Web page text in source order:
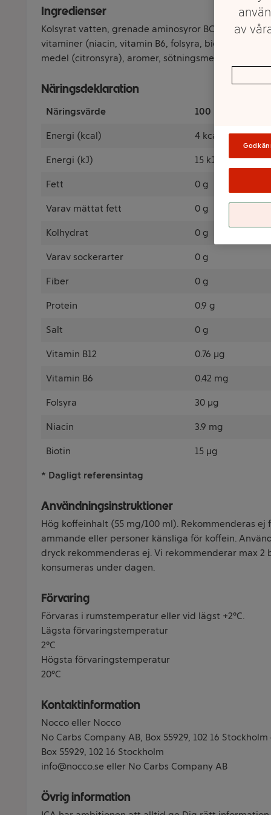
Ingredienser
Kolsyrat vatten, grenade aminosyror BCAA (L-
vitaminer (niacin, vitamin B6, folsyra, biotin, vitamin
medel (citronsyra), aromer, sötningsmedel
Näringsdeklaration
Näringsvärde 100 Milliliter
Energi (kcal) 4 kcal
Energi (kJ) 15 kJ
Fett 0 g
Varav mättat fett 0 g
Kolhydrat 0 g
Varav sockerarter 0 g
Fiber 0 g
Protein 0.9 g
Salt 0 g
Vitamin B12 0.76 µg
Vitamin B6 0.42 mg
Folsyra 30 µg
Niacin 3.9 mg
Biotin 15 µg
* Dagligt referensintag
Användningsinstruktioner
Hög koffeinhalt (55 mg/100 ml). Rekommenderas ej
ammande eller personer känsliga för koffein.
dryck rekommenderas ej. Vi rekommenderar max
konsumeras under dagen.
Förvaring
Förvaras i rumstemperatur eller vid lägst +2°C.
Lägsta förvaringstemperatur
2°C
Högsta förvaringstemperatur
20°C
Kontaktinformation
Nocco eller Nocco
No Carbs Company AB, Box 55929, 102 16
Box 55929, 102 16 Stockholm
info@nocco.se eller No Carbs Company AB
Övrig information
av